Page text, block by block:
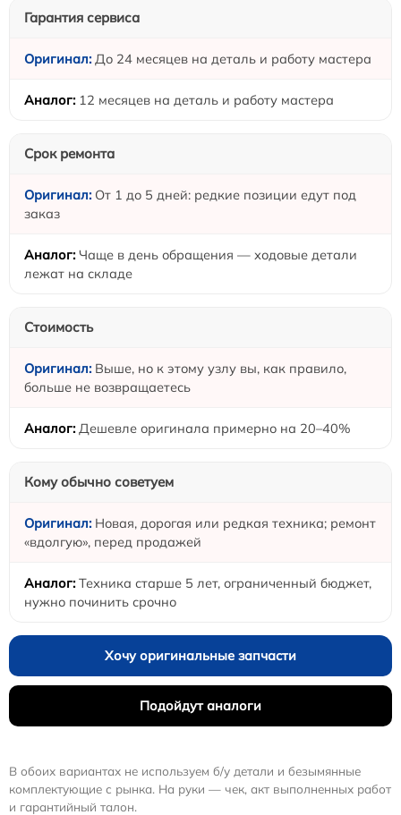
Гарантия сервиса
До 24 месяцев на деталь и работу мастера
12 месяцев на деталь и работу мастера
Срок ремонта
От 1 до 5 дней: редкие позиции едут под
заказ
Чаще в день обращения — ходовые детали
лежат на складе
Стоимость
Выше, но к этому узлу вы, как правило,
больше не возвращаетесь
Дешевле оригинала примерно на 20–40%
Кому обычно советуем
Новая, дорогая или редкая техника; ремонт
«вдолгую», перед продажей
Техника старше 5 лет, ограниченный бюджет,
нужно починить срочно
Хочу оригинальные запчасти
Подойдут аналоги
В обоих вариантах не используем б/у детали и безымянные
комплектующие с рынка. На руки — чек, акт выполненных работ
и гарантийный талон.